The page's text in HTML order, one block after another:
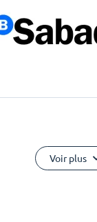
Voir plus